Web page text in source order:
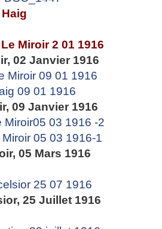
02 Janvier 1916
09 Janvier 1916
05 Mars 1916
25 Juillet 1916